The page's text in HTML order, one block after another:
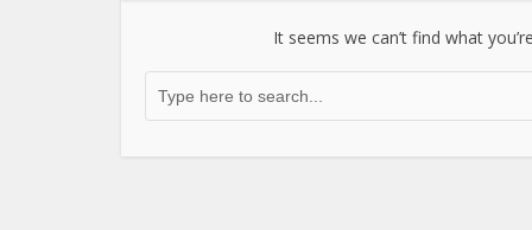
It seems we can’t find what